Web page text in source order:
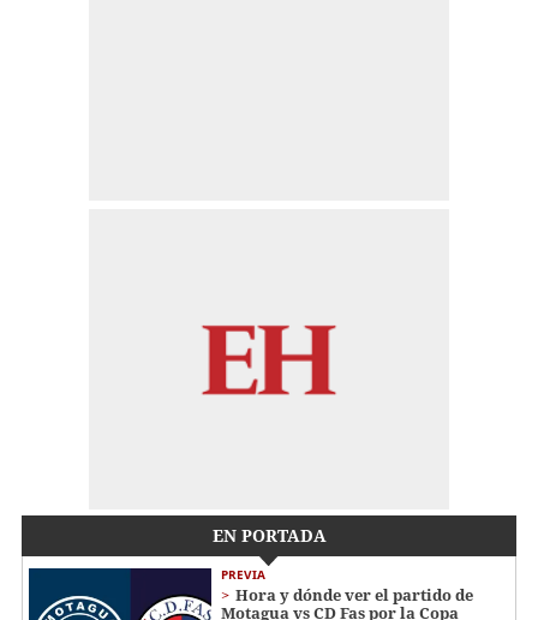
EN PORTADA
PREVIA
Hora y dónde ver el partido de
Motagua vs CD Fas por la Copa